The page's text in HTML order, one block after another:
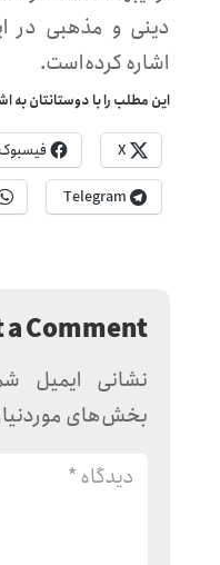
دینی و مذهبی در
اشاره کرده‌است.
این مطلب را با دوستانتان به
X فیسبوک
Telegram
Comment
نشانی ایمیل
بخش‌های